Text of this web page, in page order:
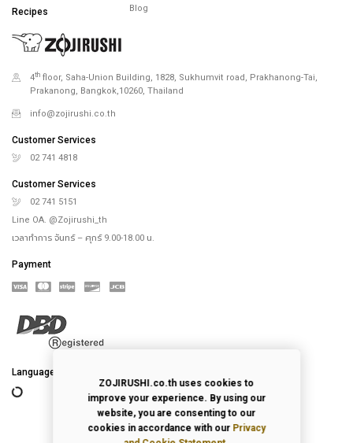
Recipes
Blog
4th floor, Saha-Union Building, 1828, Sukhumvit road, Prakhanong-Tai,
Prakanong, Bangkok,10260, Thailand
info@zojirushi.co.th
Customer Services
02 741 4818
Customer Services
02 741 5151
Line OA. @Zojirushi_th
เวลาทำการ จันทร์ – ศุกร์ 9.00-18.00 น.
Payment
Language
ZOJIRUSHI.co.th uses cookies to
improve your experience. By using our
website, you are consenting to our
cookies in accordance with our Privacy